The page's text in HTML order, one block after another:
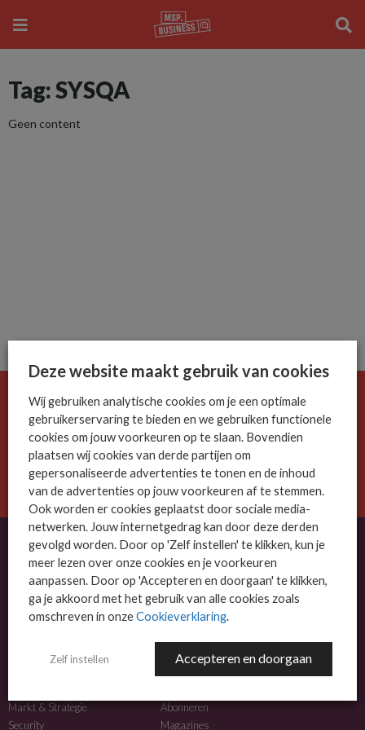
Tag: SYSQA
Geen content
De ICT-wereld is snel. Mis niets.
Meld je nu aan voor de MSP Business nieuwsbrief.
AANMELDEN
OVER MSP BUSINESS
MSP Business is het kennisplatform voor IT-dienstverleners met MKB-focus.
NIEUWS
Markt & Strategie
Security
MEER INFO
Abonneren
Magazines
Deze website maakt gebruik van cookies
Wij gebruiken analytische cookies om je een optimale
gebruikerservaring te bieden en we gebruiken functionele
cookies om jouw voorkeuren op te slaan. Bovendien
plaatsen wij cookies van derde partijen om
gepersonaliseerde advertenties te tonen en de inhoud
van de advertenties op jouw voorkeuren af te stemmen.
Ook worden er cookies geplaatst door sociale media-
netwerken. Jouw internetgedrag kan door deze derden
gevolgd worden. Door op 'Zelf instellen' te klikken, kun je
meer lezen over onze cookies en je voorkeuren
aanpassen. Door op 'Accepteren en doorgaan' te klikken,
ga je akkoord met het gebruik van alle cookies zoals
omschreven in onzeCookieverklaring.
Zelf instellen Accepteren en doorgaan